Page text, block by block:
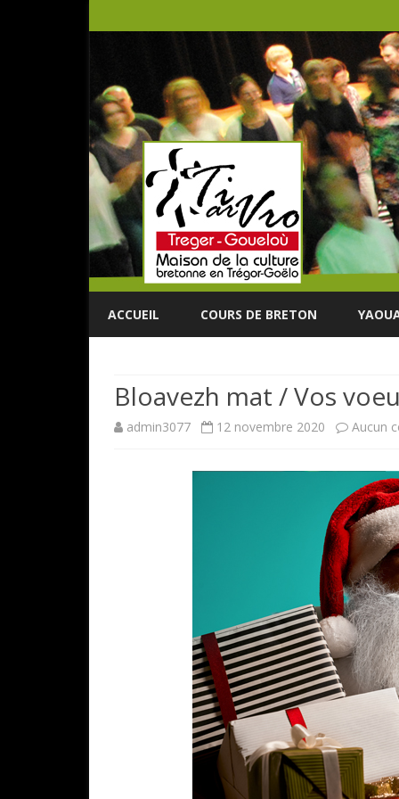
ACCUEIL COURS DE BRETON
Bloavezh mat / Vos
admin3077 12 novembre 2020 Aucun